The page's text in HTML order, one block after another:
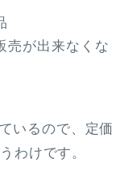
売が出来なくな
いるので、定価
わけです。